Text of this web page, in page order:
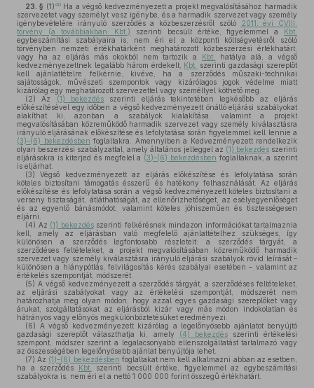
23. § (1)40Ha a végső kedvezményezett a projekt megvalósításához harmadik
szervezetet vagy személyt vesz igénybe, és a harmadik szervezet vagy személy
igénybevételére irányuló szerződés a közbeszerzésről szóló
2011. évi CVIII.
törvény (a továbbiakban: Kbt.)
szerinti becsült értéke, figyelemmel a Kbt.
egybeszámítási szabályaira is, nem éri el a központi költségvetésről szóló
törvényben nemzeti értékhatárként meghatározott közbeszerzési értékhatárt,
vagy ha az eljárás más okokból nem tartozik a Kbt.
hatálya alá, a végső
kedvezményezettnek legalább három érdekelt, Kbt.
szerinti gazdasági szereplőt
kell ajánlattételre felkérnie, kivéve, ha a szerződés műszaki-technikai
sajátosságok, művészeti szempontok vagy kizárólagos jogok védelme miatt
kizárólag egy meghatározott szervezettel vagy személlyel köthető meg.
(2) Az (1) bekezdés szerinti eljárás tekintetében legkésőbb az eljárás
előkészítésével egy időben a végső kedvezményezett önálló eljárási szabályokat
alakíthat ki, azonban a szabályok kialakítása, valamint a projekt
megvalósításában közreműködő harmadik szervezet vagy személy kiválasztásra
irányuló eljárásának előkészítése és lefolytatása során figyelemmel kell lennie a
(3)–(6) bekezdésben foglaltakra. Amennyiben a Kedvezményezett rendelkezik
olyan beszerzési szabályzattal, amely általános jelleggel az (1) bekezdésszerinti
eljárásokra is kiterjed és megfelel a (3)–(6) bekezdésben foglaltaknak, a szerint
is eljárhat.
(3) Végső kedvezményezett az eljárás előkészítése és lefolytatása során
köteles biztosítani támogatás ésszerű és hatékony felhasználását. Az eljárás
előkészítése és lefolytatása során a végső kedvezményezett köteles biztosítani a
verseny tisztaságát, átláthatóságát, az ellenőrizhetőséget, az esélyegyenlőséget
és az egyenlő bánásmódot, valamint köteles jóhiszeműen és tisztességesen
eljárni.
(4) Az (1) bekezdésszerinti felkérésnek mindazon információkat tartalmaznia
kell, amely az eljárásban való megfelelő ajánlattételhez szükséges, így
különösen a szerződés legfontosabb részleteit: a szerződés tárgyát, a
szerződéses feltételeket, a projekt megvalósításában közreműködő harmadik
szervezet vagy személy kiválasztásra irányuló eljárási szabályok rövid leírását –
különösen a hiánypótlás, felvilágosítás kérés szabályai esetében – valamint az
értékelés szempontját, módszerét.
(5) A végső kedvezményezett a szerződés tárgyát, a szerződéses feltételeket,
az eljárási szabályokat vagy az értékelési szempontját, módszerét nem
határozhatja meg olyan módon, hogy azzal egyes gazdasági szereplőket vagy
árukat, szolgáltatásokat az eljárásból kizár vagy más módon indokolatlan és
hátrányos vagy előnyös megkülönböztetésüket eredményezi.
(6) A végső kedvezményezett kizárólag a legelőnyösebb ajánlatot benyújtó
gazdasági szereplőt választhatja ki, amely
(4) bekezdésszerinti értékelési
szempont, módszer szerint a legalacsonyabb ellenszolgáltatást tartalmazó vagy
az összességében legelőnyösebb ajánlat benyújtója lehet.
(7) Az (1)–(6) bekezdésben foglaltakat nem kell alkalmazni abban az esetben,
ha a szerződés
Kbt.
szerinti becsült értéke, figyelemmel az egybeszámítási
szabályokra is, nem éri el a nettó 1 000 000 forint összegű értékhatárt.